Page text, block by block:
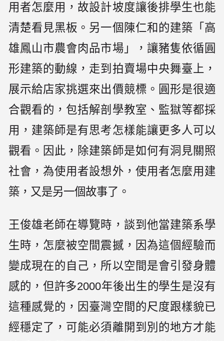
用者怎麼用，故設計坡度讓後排學生也能
清楚看見黑板。另一個陳仁和的建築「高
雄鳳山市農會肉品市場」，讓豬隻依循圓
形建築的動線，走到拍賣場中央舞臺上，
展示給店家挑選來出價競標。圓形是很適
合觀看的，包括解剖學教室、監獄等都採
用，建築師是有思考怎樣能讓更多人可以
觀看。因此，除建築師是如何有洞見關照
社會，為使用者設想外，使用者怎麼用建
築，又是另一個故事了。
王俊雄老師在導覽時，談到他當建築系學
生時，怎麼被空間震撼，因為這個經驗而
變成現在的自己，所以空間是會引發身體
感的，但許多2000年後出生的學生是沒有
這種感覺的，因臺灣空間的尺度跟樣貌已
經穩定了，可能必須離開到別的地方才能